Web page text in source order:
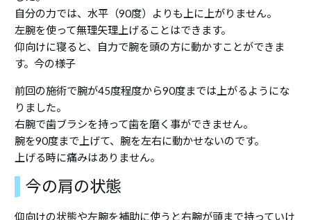
自分の力では、水平（90度）よりも上に上がりません。
左腕を使って無理矢理上げることはできます。
仰向けに寝ると、自力で腕を頭の方に動かすことができま
す。今の様子
前回の施術で腕が45度程度から90度までは上がるようにな
りました。
右腕で歯ブラシを持って歯を磨く事ができません。
腕を90度まで上げて、腕を左右に動かせないのです。
上げる時に痛みはありません。
今の肩の状態
仰向けの状態や左腕を補助に使うと右腕が頭まで持っていけ